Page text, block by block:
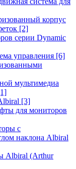
корпус
[2]
серии Dynamic
управления [6]
мультимедиа
[3]
для мониторов
с
наклона Albiral
Albiral (Arthur